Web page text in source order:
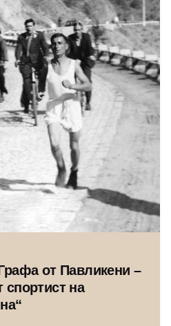
Павликени
от Павликени –
спортист на